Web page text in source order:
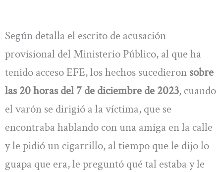
Según detalla el escrito de acusación
provisional del Ministerio Público, al que ha
tenido acceso EFE, los hechos sucedieron sobre
las 20 horas del 7 de diciembre de 2023, cuando
el varón se dirigió a la víctima, que se
encontraba hablando con una amiga en la calle
y le pidió un cigarrillo, al tiempo que le dijo lo
guapa que era, le preguntó qué tal estaba y le